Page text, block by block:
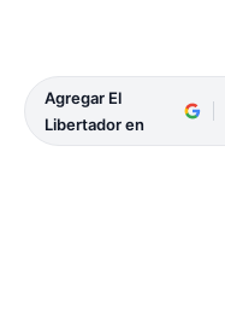
Agregar El
Libertador en